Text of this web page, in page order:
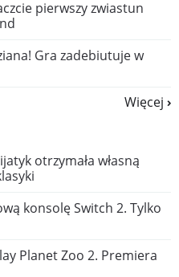
pierwszy zwiastun
Gra zadebiutuje w
Więcej
otrzymała własną
konsolę Switch 2. Tylko
Planet Zoo 2. Premiera